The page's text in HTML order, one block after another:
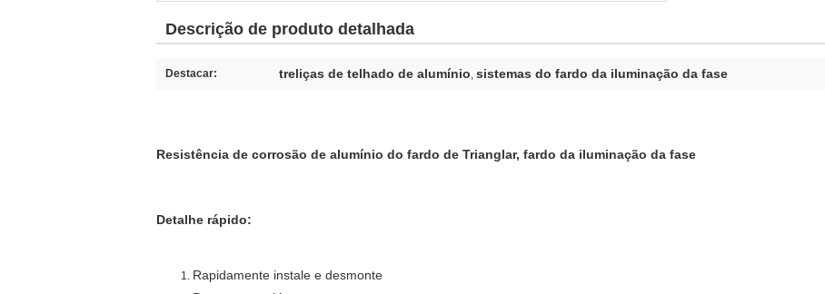
Descrição de produto detalhada
Destacar: treliças de telhado de alumínio, sistemas do fardo da iluminação da fase
Resistência de corrosão de alumínio do fardo de Trianglar, fardo da iluminação da fase
Detalhe rápido:
Rapidamente instale e desmonte